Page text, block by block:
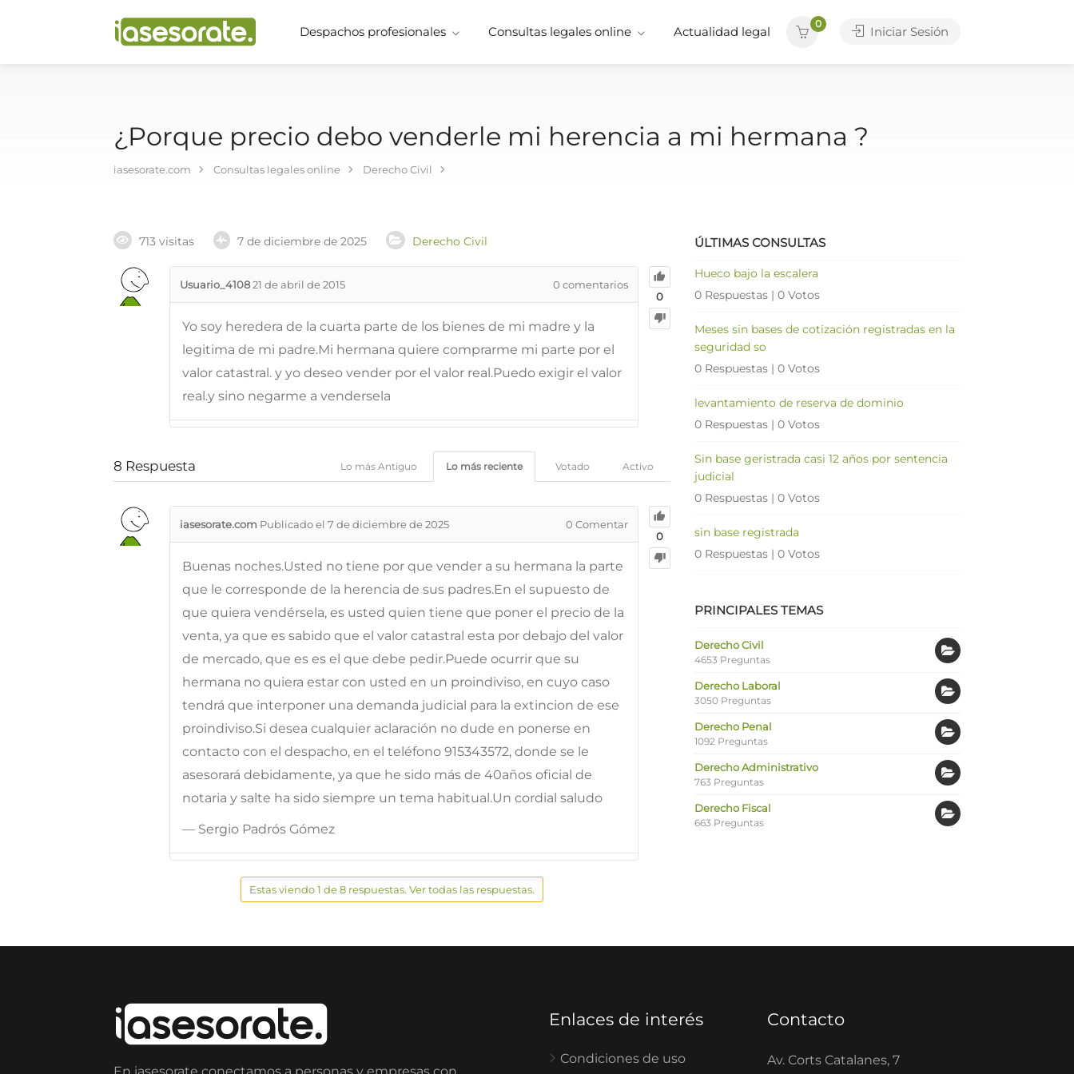
Despachos profesionales Consultas legales online Actualidad legal
0
Iniciar Sesión
¿Porque precio debo venderle mi herencia a mi hermana ?
iasesorate.com Consultas legales online Derecho Civil
713 visitas 7 de diciembre de 2025 Derecho Civil
0
Usuario_410821 de abril de 2015 0 comentarios
Yo soy heredera de la cuarta parte de los bienes de mi madre y la
legitima de mi padre.Mi hermana quiere comprarme mi parte por el
valor catastral. y yo deseo vender por el valor real.Puedo exigir el valor
real.y sino negarme a vendersela
8 Respuesta Activo
Votado
Lo más reciente
Lo más Antiguo
0
iasesorate.com Publicado el 7 de diciembre de 2025 0 Comentar
Buenas noches.Usted no tiene por que vender a su hermana la parte
que le corresponde de la herencia de sus padres.En el supuesto de
que quiera vendérsela, es usted quien tiene que poner el precio de la
venta, ya que es sabido que el valor catastral esta por debajo del valor
de mercado, que es es el que debe pedir.Puede ocurrir que su
hermana no quiera estar con usted en un proindiviso, en cuyo caso
tendrá que interponer una demanda judicial para la extincion de ese
proindiviso.Si desea cualquier aclaración no dude en ponerse en
contacto con el despacho, en el teléfono 915343572, donde se le
asesorará debidamente, ya que he sido más de 40años oficial de
notaria y salte ha sido siempre un tema habitual.Un cordial saludo
— Sergio Padrós Gómez
Estas viendo 1 de 8 respuestas. Ver todas las respuestas.
ÚLTIMAS CONSULTAS
Hueco bajo la escalera
0 Respuestas | 0 Votos
Meses sin bases de cotización registradas en la
seguridad so
0 Respuestas | 0 Votos
levantamiento de reserva de dominio
0 Respuestas | 0 Votos
Sin base geristrada casi 12 años por sentencia
judicial
0 Respuestas | 0 Votos
sin base registrada
0 Respuestas | 0 Votos
PRINCIPALES TEMAS
Derecho Civil
4653 Preguntas
Derecho Laboral
3050 Preguntas
Derecho Penal
1092 Preguntas
Derecho Administrativo
763 Preguntas
Derecho Fiscal
663 Preguntas
Enlaces de interés
Condiciones de uso
Contacto
Av. Corts Catalanes, 7